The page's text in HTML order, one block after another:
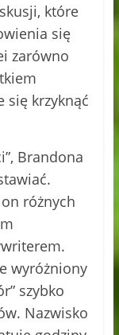
które
się
zarówno
się krzyknąć
Brandona
różnych
wyróżniony
szybko
Nazwisko